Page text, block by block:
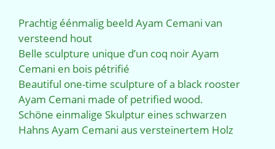
Prachtig éénmalig beeld Ayam Cemani van
versteend hout
Belle sculpture unique d’un coq noir Ayam
Cemani en bois pétrifié
Beautiful one-time sculpture of a black rooster
Ayam Cemani made of petrified wood.
Schöne einmalige Skulptur eines schwarzen
Hahns Ayam Cemani aus versteinertem Holz